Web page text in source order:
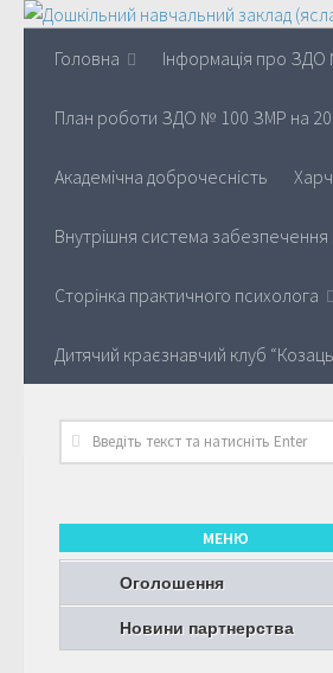
Головна Інформація про
План роботи ЗДО № 100 ЗМР на
Академічна доброчесність
Внутрішня система забезпечення
Сторінка практичного психолога
Дитячий краєзнавчий клуб
МЕНЮ
Оголошення
Новини партнерства